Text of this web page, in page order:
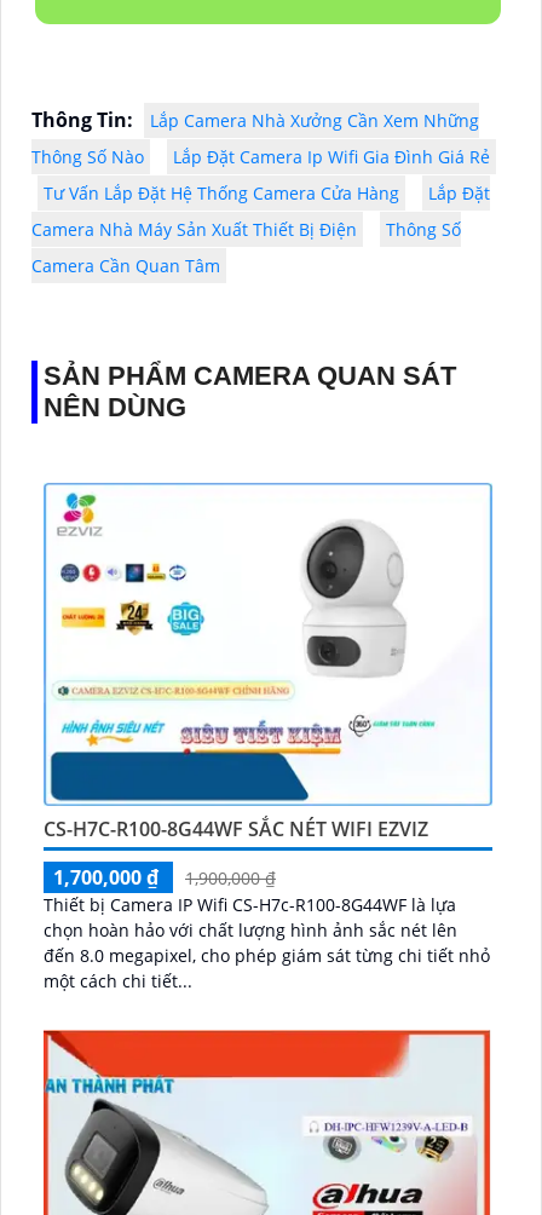
Thông Tin:
Lắp Camera Nhà Xưởng Cần Xem Những
Thông Số Nào
Lắp Đặt Camera Ip Wifi Gia Đình Giá Rẻ
Tư Vấn Lắp Đặt Hệ Thống Camera Cửa Hàng
Lắp Đặt
Camera Nhà Máy Sản Xuất Thiết Bị Điện
Thông Số
Camera Cần Quan Tâm
SẢN PHẨM CAMERA QUAN SÁT
NÊN DÙNG
CS-H7C-R100-8G44WF SẮC NÉT WIFI EZVIZ
1,700,000 ₫
1,900,000 ₫
Thiết bị Camera IP Wifi CS-H7c-R100-8G44WF là lựa
chọn hoàn hảo với chất lượng hình ảnh sắc nét lên
đến 8.0 megapixel, cho phép giám sát từng chi tiết nhỏ
một cách chi tiết...